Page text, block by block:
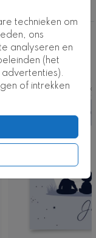
technieken om
ons
analyseren en
(het
of intrekken
ook